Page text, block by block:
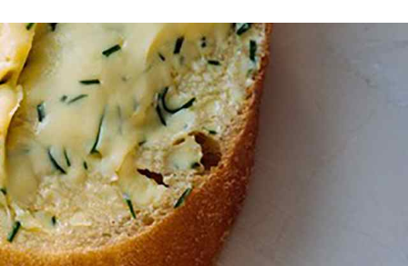
Environnement
Bien-être des animaux
Collectivité
Principes coopératifs
Diversité et inclusion
Accessibilité
Contactez-nous
Location